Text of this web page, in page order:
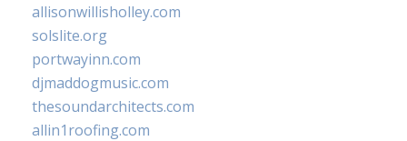
allisonwillisholley.com
solslite.org
portwayinn.com
djmaddogmusic.com
thesoundarchitects.com
allin1roofing.com